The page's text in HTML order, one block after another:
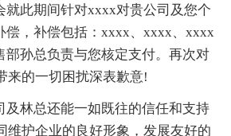
就此期间针对xxxx对贵公司及您个
偿，补偿包括：xxxx、xxxx、xxxx
部孙总负责与您核定支付。再次对
来的一切困扰深表歉意!
及林总还能一如既往的信任和支持
维护企业的良好形象，发展友好的